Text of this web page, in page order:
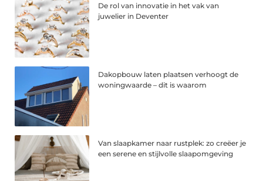
De rol van innovatie in het vak van
juwelier in Deventer
Dakopbouw laten plaatsen verhoogt de
woningwaarde – dit is waarom
Van slaapkamer naar rustplek: zo creëer je
een serene en stijlvolle slaapomgeving